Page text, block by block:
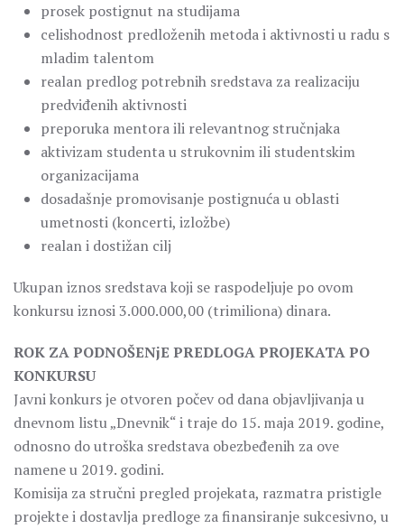
prosek postignut na studijama
celishodnost predloženih metoda i aktivnosti u radu s
mladim talentom
realan predlog potrebnih sredstava za realizaciju
predviđenih aktivnosti
preporuka mentora ili relevantnog stručnjaka
aktivizam studenta u strukovnim ili studentskim
organizacijama
dosadašnje promovisanje postignuća u oblasti
umetnosti (koncerti, izložbe)
realan i dostižan cilj
Ukupan iznos sredstava koji se raspodeljuje po ovom
konkursu iznosi 3.000.000,00 (trimiliona) dinara.
ROK ZA PODNOŠENjE PREDLOGA PROJEKATA PO
KONKURSU
Javni konkurs je otvoren počev od dana objavljivanja u
dnevnom listu „Dnevnik“ i traje do 15. maja 2019. godine,
odnosno do utroška sredstava obezbeđenih za ove
namene u 2019. godini.
Komisija za stručni pregled projekata, razmatra pristigle
projekte i dostavlja predloge za finansiranje sukcesivno, u